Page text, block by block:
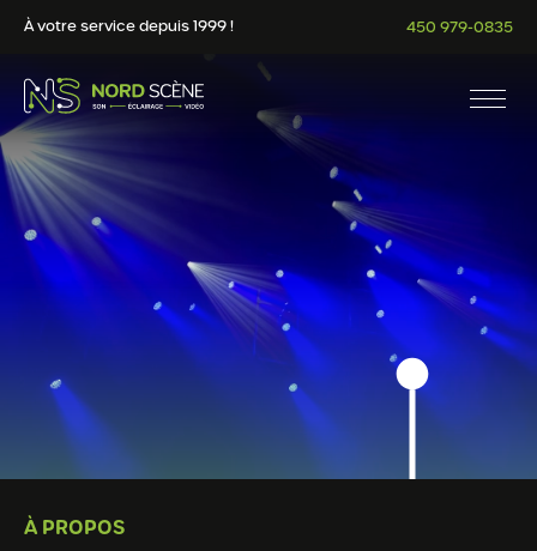
À votre service depuis 1999 ! 450 979-0835
À PROPOS